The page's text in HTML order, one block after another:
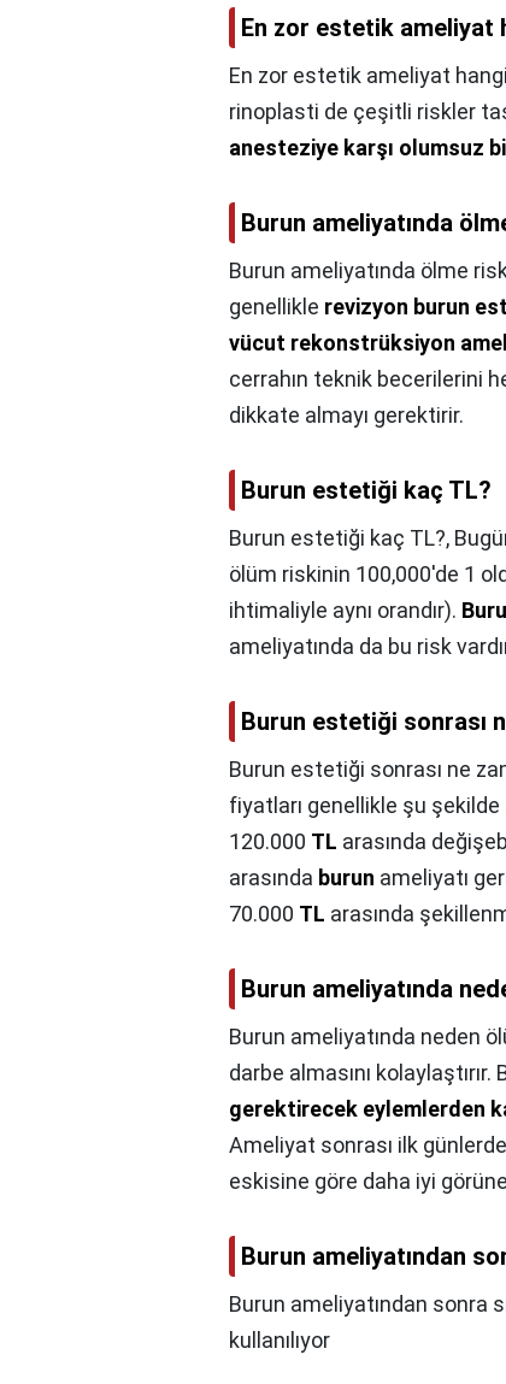
En zor estetik ameliyat
En zor estetik ameliyat
rinoplasti de çeşitli riskler
anesteziye karşı olumsuz
Burun ameliyatında
Burun ameliyatında ölme
genellikle revizyon burun
vücut rekonstrüksiyon
cerrahın teknik becerilerini
dikkate almayı gerektirir.
Burun estetiği kaç TL?
Burun estetiği kaç TL?,
ölüm riskinin 100,000'de 1
ihtimaliyle aynı orandır).
ameliyatında da bu risk
Burun estetiği sonrası
Burun estetiği sonrası ne
fiyatları genellikle şu
120.000 TL arasında
arasında burun ameliyatı
70.000 TL arasında
Burun ameliyatında
Burun ameliyatında neden
darbe almasını kolaylaştırır.
gerektirecek eylemlerden
Ameliyat sonrası ilk
eskisine göre daha iyi
Burun ameliyatından
Burun ameliyatından sonra
kullanılıyor